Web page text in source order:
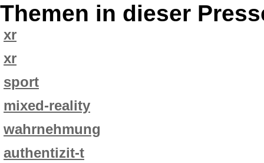
Themen in dieser
xr
xr
sport
mixed-reality
wahrnehmung
authentizit-t